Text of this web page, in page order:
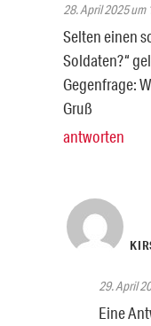
28. April 2025 um
Selten einen
Soldaten?“
Gegenfrage:
Gruß
antworten
29. April
Eine